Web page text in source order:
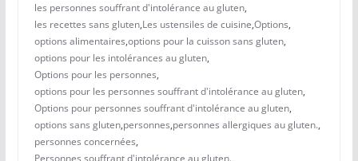
les personnes souffrant d'intolérance au gluten,
les recettes sans gluten,Les ustensiles de cuisine,Options,
options alimentaires,options pour la cuisson sans gluten,
options pour les intolérances au gluten,
Options pour les personnes,
options pour les personnes souffrant d'intolérance au gluten,
Options pour personnes souffrant d'intolérance au gluten,
options sans gluten,personnes,personnes allergiques au gluten.,
personnes concernées,
Personnes souffrant d'intolérance au gluten.,